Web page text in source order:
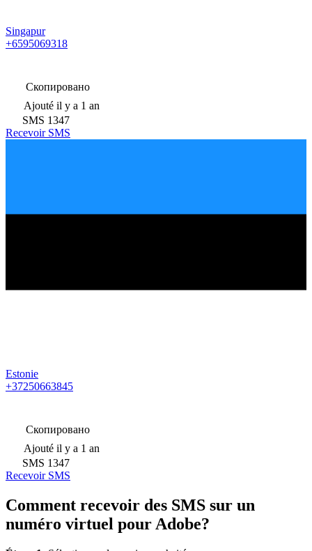
Singapur
+6595069318
Скопировано
Ajouté il y a 1 an
SMS 1347
Recevoir SMS
Estonie
+37250663845
Скопировано
Ajouté il y a 1 an
SMS 1347
Recevoir SMS
Comment recevoir des SMS sur un
numéro virtuel pour Adobe?